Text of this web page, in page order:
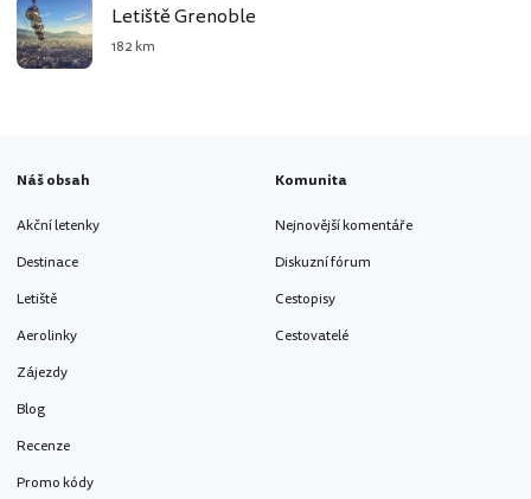
Letiště Grenoble
182 km
Náš obsah
Akční letenky
Destinace
Letiště
Aerolinky
Zájezdy
Blog
Recenze
Promo kódy
Komunita
Nejnovější komentáře
Diskuzní fórum
Cestopisy
Cestovatelé